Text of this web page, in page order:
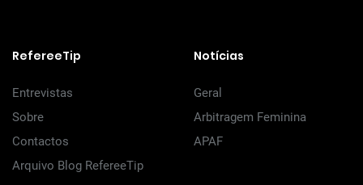
RefereeTip
Entrevistas
Sobre
Contactos
Arquivo Blog RefereeTip
Notícias
Geral
Arbitragem Feminina
APAF